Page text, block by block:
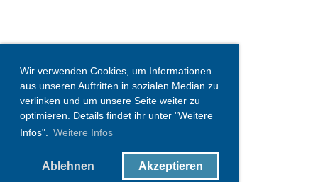
Wir verwenden Cookies, um Informationen
aus unseren Auftritten in sozialen Median zu
verlinken und um unsere Seite weiter zu
optimieren. Details findet ihr unter "Weitere
Infos". Weitere Infos
Ablehnen Akzeptieren